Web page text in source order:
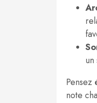
Pensez
note